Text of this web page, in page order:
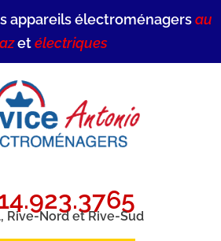
appareils électroménagersau
etélectriques
Rive-Nord et Rive-Sud